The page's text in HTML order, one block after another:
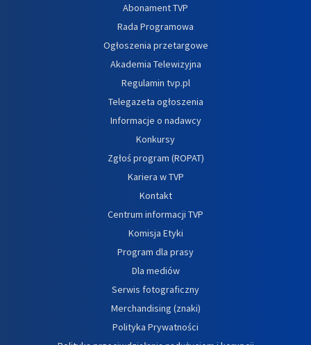
Abonament TVP
Rada Programowa
Ogłoszenia przetargowe
Akademia Telewizyjna
Regulamin tvp.pl
Telegazeta ogłoszenia
Informacje o nadawcy
Konkursy
Zgłoś program (ROPAT)
Kariera w TVP
Kontakt
Centrum informacji TVP
Komisja Etyki
Program dla prasy
Dla mediów
Serwis fotograficzny
Merchandising (znaki)
Polityka Prywatności